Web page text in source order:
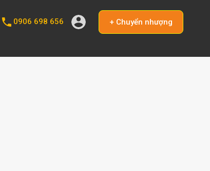
0906 698 656 + Chuyển nhượng